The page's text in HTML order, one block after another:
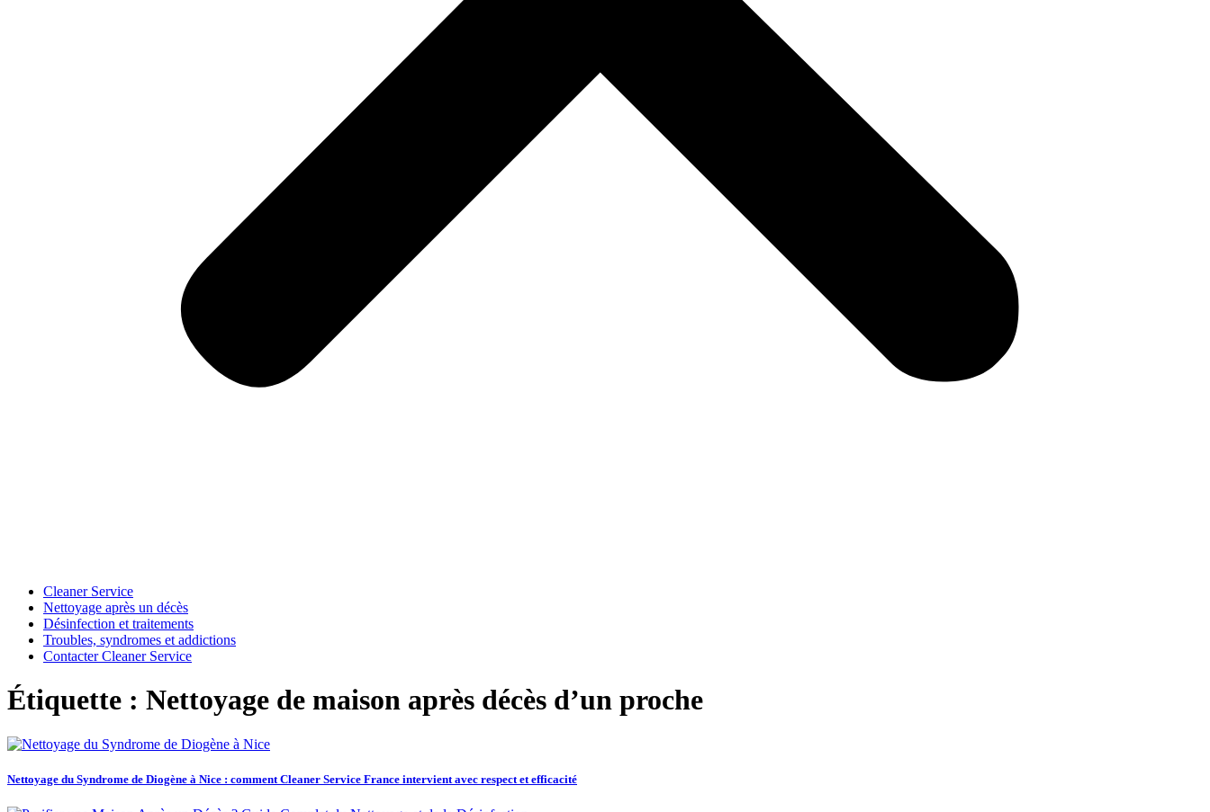
Cleaner Service
Nettoyage après un décès
Désinfection et traitements
Troubles, syndromes et addictions
Contacter Cleaner Service
Étiquette : Nettoyage de maison après décès d’un proche
Nettoyage du Syndrome de Diogène à Nice : comment Cleaner Service France intervient avec respect et efficacité